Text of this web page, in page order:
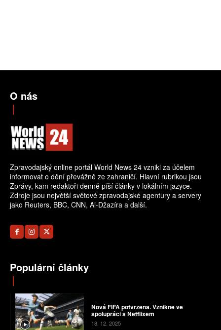
O nás
Zpravodajský online portál World News 24 vznikl za účelem
informovat o dění převážně ze zahraničí. Hlavní rubrikou jsou
Zprávy, kam redaktoři denně píší články v lokálním jazyce.
Zdroje jsou největší světové zpravodajské agentury a servery
jako Reuters, BBC, CNN, Al-Džazíra a další.
Populární články
Nová FIFA potvrzena. Vznikne ve
spolupráci s Netflixem
18. 12. 2025